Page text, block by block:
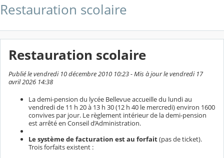
Restauration scolaire
Restauration scolaire
Publié le vendredi 10 décembre 2010 10:23 - Mis à jour le vendredi 17
avril 2026 14:38
La demi-pension du lycée Bellevue accueille du lundi au
vendredi de 11 h 20 à 13 h 30 (12 h 40 le mercredi) environ 1600
convives par jour. Le règlement intérieur de la demi-pension
est arrêté en Conseil d’Administration.
Le système de facturation est au forfait(pas de ticket).
Trois forfaits existent :